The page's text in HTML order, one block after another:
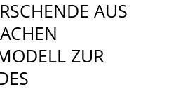
AUS
ZUR